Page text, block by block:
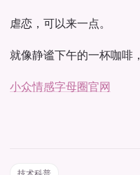
虐恋，可以来一点。
就像静谧下午的一杯咖啡
小众情感字母圈官网